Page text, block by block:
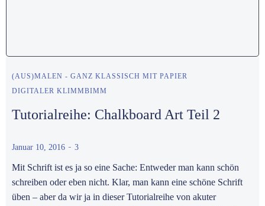
(AUS)MALEN - GANZ KLASSISCH MIT PAPIER
DIGITALER KLIMMBIMM
Tutorialreihe: Chalkboard Art Teil 2
Januar 10, 2016 - 3
Mit Schrift ist es ja so eine Sache: Entweder man kann schön
schreiben oder eben nicht. Klar, man kann eine schöne Schrift
üben – aber da wir ja in dieser Tutorialreihe von akuter